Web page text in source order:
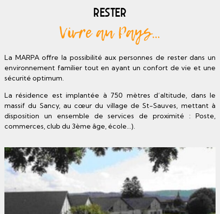
Rester
Vivre au Pays…
La MARPA offre la possibilité aux personnes de rester dans un
environnement familier tout en ayant un confort de vie et une
sécurité optimum.
La résidence est implantée à 750 mètres d’altitude, dans le
massif du Sancy, au cœur du village de St-Sauves, mettant à
disposition un ensemble de services de proximité : Poste,
commerces, club du 3ème âge, école…).